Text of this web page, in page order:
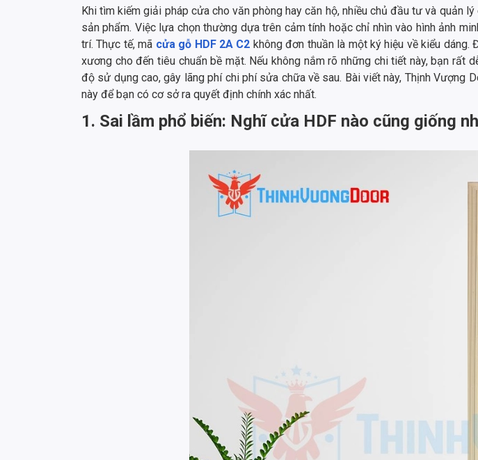
Khi tìm kiếm giải pháp cửa cho văn phòng hay căn hộ, nhiều chủ đầu tư và quản
sản phẩm. Việc lựa chọn thường dựa trên cảm tính hoặc chỉ nhìn vào hình ảnh
trí. Thực tế, mã cửa gỗ HDF 2A C2 không đơn thuần là một ký hiệu về kiểu
xương cho đến tiêu chuẩn bề mặt. Nếu không nắm rõ những chi tiết này, bạn
độ sử dụng cao, gây lãng phí chi phí sửa chữa về sau. Bài viết này, Thịnh
này để bạn có cơ sở ra quyết định chính xác nhất.
1. Sai lầm phổ biến: Nghĩ cửa HDF nào cũng giống